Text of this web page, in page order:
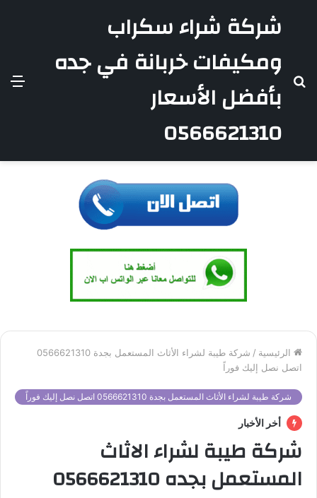
شركة شراء سكراب
ومكيفات خربانة في جده
بأفضل الأسعار
0566621310
عن
الرئيسية /
شركة طيبة لشراء الأثاث المستعمل بجدة 0566621310
اتصل نصل إليك فوراً
شركة طيبة لشراء الأثاث المستعمل بجدة 0566621310 اتصل نصل إليك فوراً
أخر الأخبار
شركة طيبة لشراء الاثاث
المستعمل بجده 0566621310